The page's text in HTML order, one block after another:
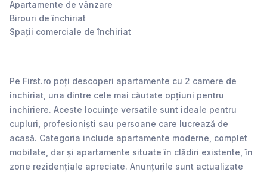
Apartamente de vânzare
Birouri de închiriat
Spații comerciale de închiriat
Pe First.ro poți descoperi apartamente cu 2 camere de
închiriat, una dintre cele mai căutate opțiuni pentru
închiriere. Aceste locuințe versatile sunt ideale pentru
cupluri, profesioniști sau persoane care lucrează de
acasă. Categoria include apartamente moderne, complet
mobilate, dar și apartamente situate în clădiri existente, în
zone rezidențiale apreciate. Anunțurile sunt actualizate